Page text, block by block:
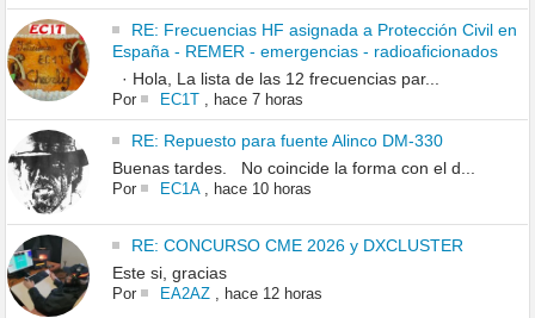
RE: Frecuencias HF asignada a Protección Civil en
España - REMER - emergencias - radioaficionados
· Hola, La lista de las 12 frecuencias par...
Por EC1T, hace 7 horas
RE: Repuesto para fuente Alinco DM-330
Buenas tardes. No coincide la forma con el d...
Por EC1A, hace 10 horas
RE: CONCURSO CME 2026 y DXCLUSTER
Este si, gracias
Por EA2AZ, hace 12 horas